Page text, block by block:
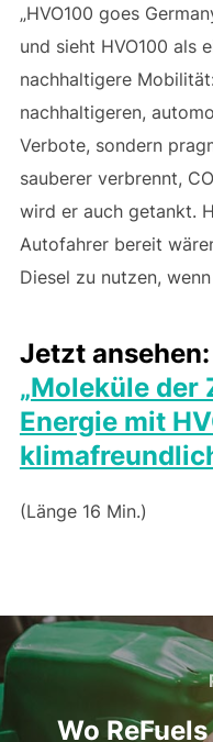
„HVO100 goes
und sieht HVO100 als
nachhaltigere
nachhaltigeren,
Verbote, sondern
sauberer verbrennt,
wird er auch getankt.
Autofahrer bereit
Diesel zu nutzen,
Jetzt ansehen:
„Moleküle der
Energie mit
(Länge 16 Min.)
Wo